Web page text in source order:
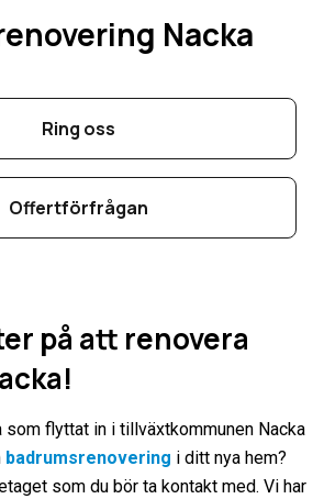
Nacka
Ring oss
Offertförfrågan
på att renovera
som flyttat in i tillväxtkommunen Nacka
badrumsrenovering i ditt nya hem?
som du bör ta kontakt med. Vi har